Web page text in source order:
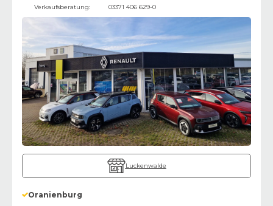
Verkaufsberatung:
03371 406 629-0
Luckenwalde
Oranienburg